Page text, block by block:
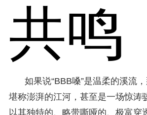
共鸣
如果说“BBB嗓”是温柔的溪流，
堪称澎湃的江河，甚至是一场惊涛
以其独特的、略带嘶哑的、极富穿